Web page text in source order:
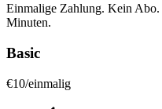
Einmalige Zahlung. Kein
Minuten.
Basic
€10/einmalig